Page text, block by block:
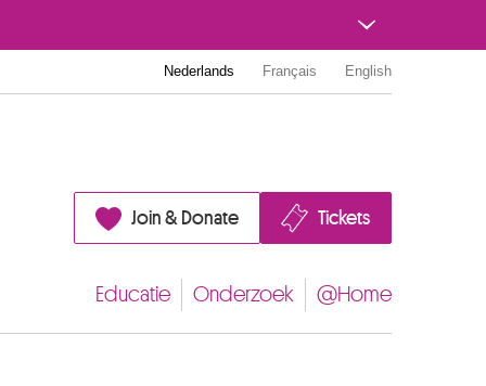
Nederlands Français English
Join & Donate Tickets
Educatie Onderzoek @Home